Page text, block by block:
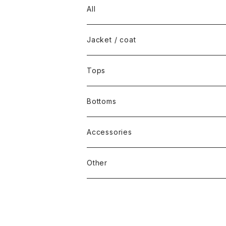
All
Jacket / coat
Tops
Bottoms
Accessories
Other